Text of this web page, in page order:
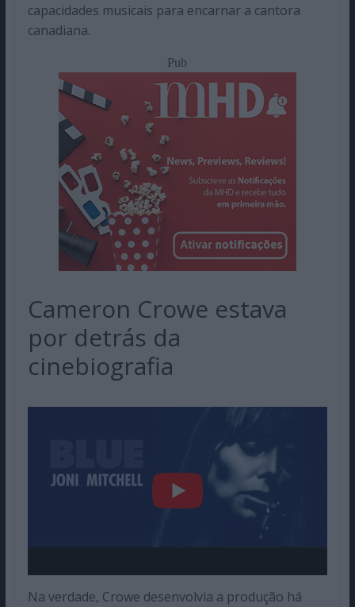
capacidades musicais para encarnar a cantora
canadiana.
Pub
Cameron Crowe estava
por detrás da
cinebiografia
Na verdade, Crowe desenvolvia a produção há